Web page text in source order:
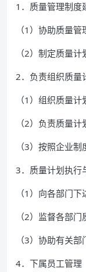
1．质量管理制度
（1）协助质量
（2）制定质量
2．负责组织质量
（1）组织质量
（2）负责质量
（3）按照企业
3．质量计划执行
（1）向各部门
（2）监督各部
（3）协助有关
4．下属员工管理